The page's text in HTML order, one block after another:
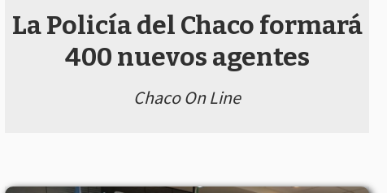
La Policía del Chaco formará
400 nuevos agentes
Chaco On Line